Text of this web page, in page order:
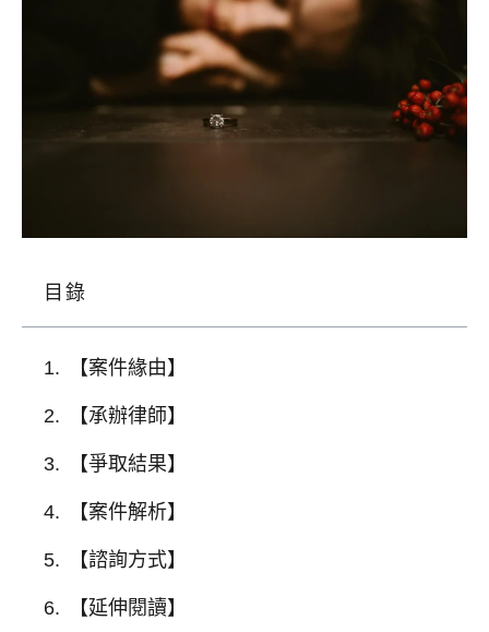
目錄
【案件緣由】
【承辦律師】
【爭取結果】
【案件解析】
【諮詢方式】
【延伸閱讀】